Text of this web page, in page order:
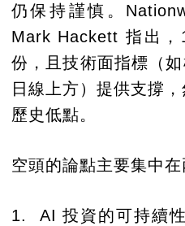
仍保持謹慎。
Mark Hackett 指出，
份，且技術面指標（
日線上方）提供支撐
歷史低點。
空頭的論點主要集中在
1. AI 投資的可持續